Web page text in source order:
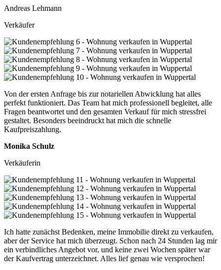
Andreas Lehmann
Verkäufer
Von der ersten Anfrage bis zur notariellen Abwicklung hat alles
perfekt funktioniert. Das Team hat mich professionell begleitet, alle
Fragen beantwortet und den gesamten Verkauf für mich stressfrei
gestaltet. Besonders beeindruckt hat mich die schnelle
Kaufpreiszahlung.
Monika Schulz
Verkäuferin
Ich hatte zunächst Bedenken, meine Immobilie direkt zu verkaufen,
aber der Service hat mich überzeugt. Schon nach 24 Stunden lag mir
ein verbindliches Angebot vor, und keine zwei Wochen später war
der Kaufvertrag unterzeichnet. Alles lief genau wie versprochen!